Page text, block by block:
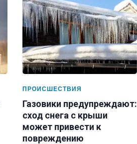
ПРОИСШЕСТВИЯ
Газовики предупреждают:
сход снега с крыши
может привести к
повреждению